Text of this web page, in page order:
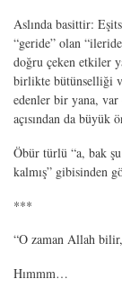
Aslında basittir:
“geride” olan
doğru çeken etkiler
birlikte bütünselliği
edenler bir yana, var
açısından da büyük
Öbür türlü “a, bak
kalmış” gibisinden
***
“O zaman Allah
Hımmm…